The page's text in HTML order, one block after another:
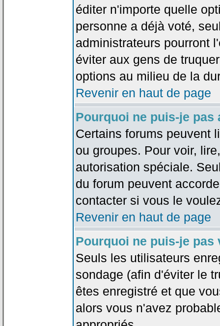
éditer n'importe quelle
personne a déjà voté,
administrateurs pourront
éviter aux gens de
options au milieu de la
Revenir en haut de page
Pourquoi ne puis-je pas
Certains forums peuvent
ou groupes. Pour voir,
autorisation spéciale.
du forum peuvent
contacter si vous le
Revenir en haut de page
Pourquoi ne puis-je pas
Seuls les utilisateurs
sondage (afin d'éviter le
êtes enregistré et que
alors vous n'avez